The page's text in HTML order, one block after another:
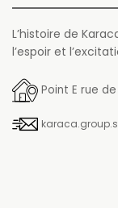
L’histoire de
l’espoir et
Point E rue